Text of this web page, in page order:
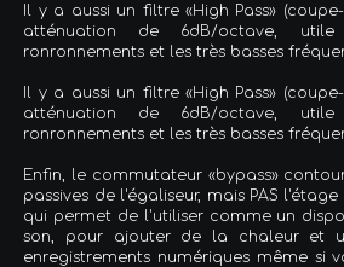
Il y a aussi un filtre «High Pass»
atténuation de 6dB/octave,
ronronnements et les très basses
Il y a aussi un filtre «High Pass»
atténuation de 6dB/octave,
ronronnements et les très basses
Enfin, le commutateur «bypass»
passives de l'égaliseur, mais PAS
qui permet de l'utiliser comme un
son, pour ajouter de la chaleur et
enregistrements numériques même si